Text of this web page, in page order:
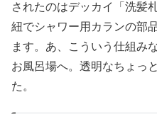
されたのはデッカイ「洗髪
紐でシャワー用カランの部
ます。あ、こういう仕組み
お風呂場へ。透明なちょっ
た。